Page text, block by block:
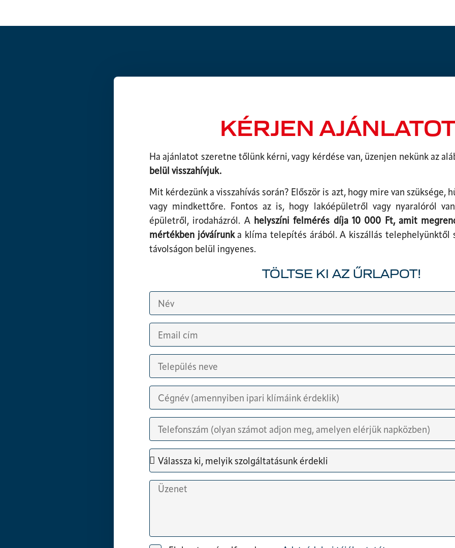
KÉRJEN
Ha ajánlatot szeretne tőlünk kérni, vagy kérdése van, üzenjen nekünk az
belül visszahívjuk.
Mit kérdezünk a visszahívás során? Először is azt, hogy mire van szüksége,
vagy mindkettőre. Fontos az is, hogy lakóépületről vagy nyaralóról
épületről, irodaházról. A helyszíni felmérés díja 10 000 Ft, amit
mértékben jóváírunka klíma telepítés árából. A kiszállás telephelyünktől
távolságon belül ingyenes.
TÖLTSE KI AZ ŰRLAPOT!